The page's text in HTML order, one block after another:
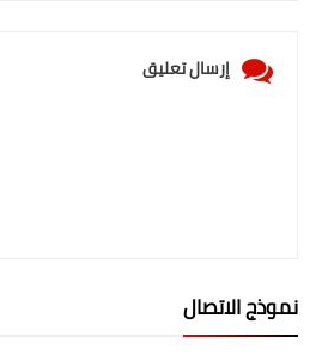
إرسال تعليق
نموذج الاتصال